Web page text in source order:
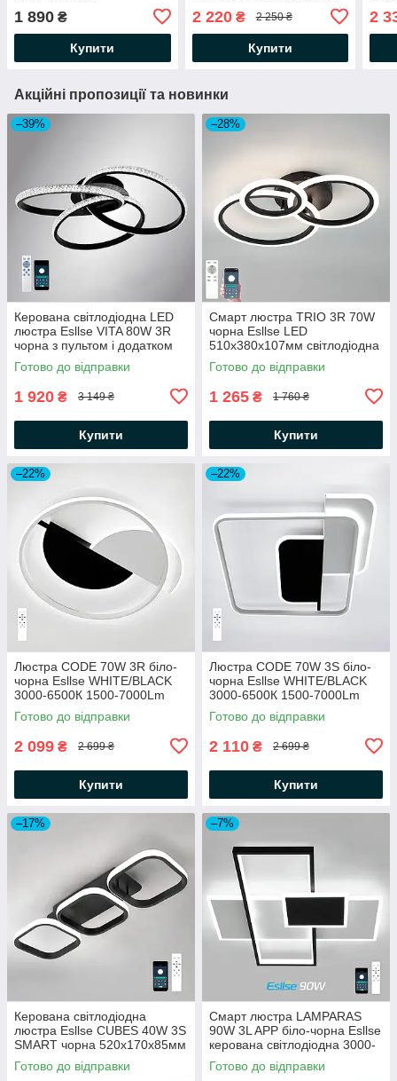
530x450x60мм з пультом і
додатком для смартфону
1 890 ₴
Купити
смартфону APP WHITE
220V IP20
2 220₴ 2 250 ₴
Купити
2
Акційні пропозиції та новинки
–39%
Керована світлодіодна LED
люстра Esllse VITA 80W 3R
чорна з пультом і додатком
для смартфону APP
500x130мм BLACK/CLEAR-
Готово до відправки
1 920 ₴ 3 149 ₴
Купити
–28%
Смарт люстра TRIO 3R 70W
чорна Esllse LED
510х380х107мм світлодіодна
керована з пультом і
додатком для смартфону
Готово до відправки
1 265 ₴ 1 760 ₴
Купити
–22%
Люстра CODE 70W 3R біло-
чорна Esllse WHITE/BLACK
3000-6500К 1500-7000Lm
світлодіодна з пультом
550×550×55мм 220V
Готово до відправки
2 099 ₴ 2 699 ₴
Купити
–22%
Люстра CODE 70W 3S біло-
чорна Esllse WHITE/BLACK
3000-6500К 1500-7000Lm
світлодіодна з пультом
500×490×55мм 220V
Готово до відправки
2 110 ₴ 2 699 ₴
Купити
–17%
Керована світлодіодна
люстра Esllse CUBES 40W 3S
SMART чорна 520x170x85мм
з пультом і додатком для
смартфону APP
Готово до відправки
–7%
Смарт люстра LAMPARAS
90W 3L APP бiло-чорна Esllse
керована світлодіодна 3000-
6000К 9000Lm
500×500×70мм
Готово до відправки